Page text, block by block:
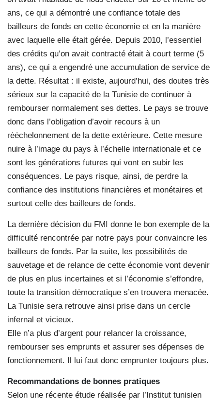
ans, ce qui a démontré une confiance totale des
bailleurs de fonds en cette économie et en la manière
avec laquelle elle était gérée. Depuis 2010, l’essentiel
des crédits qu’on avait contracté était à court terme (5
ans), ce qui a engendré une accumulation de service de
la dette. Résultat : il existe, aujourd’hui, des doutes très
sérieux sur la capacité de la Tunisie de continuer à
rembourser normalement ses dettes. Le pays se trouve
donc dans l’obligation d’avoir recours à un
rééchelonnement de la dette extérieure. Cette mesure
nuire à l’image du pays à l’échelle internationale et ce
sont les générations futures qui vont en subir les
conséquences. Le pays risque, ainsi, de perdre la
confiance des institutions financières et monétaires et
surtout celle des bailleurs de fonds.
La dernière décision du FMI donne le bon exemple de la
difficulté rencontrée par notre pays pour convaincre les
bailleurs de fonds. Par la suite, les possibilités de
sauvetage et de relance de cette économie vont devenir
de plus en plus incertaines et si l’économie s’effondre,
toute la transition démocratique s’en trouvera menacée.
La Tunisie sera retrouve ainsi prise dans un cercle
infernal et vicieux.
Elle n’a plus d’argent pour relancer la croissance,
rembourser ses emprunts et assurer ses dépenses de
fonctionnement. Il lui faut donc emprunter toujours plus.
Recommandations de bonnes pratiques
Selon une récente étude réalisée par l’Institut tunisien